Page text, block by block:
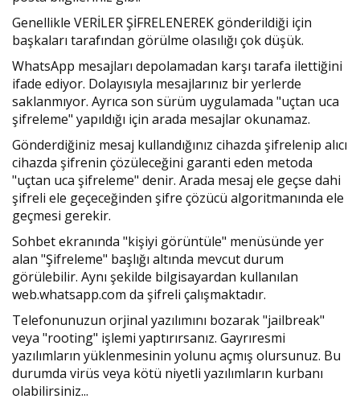
Genellikle VERİLER ŞİFRELENEREK gönderildiği için
başkaları tarafından görülme olasılığı çok düşük.
WhatsApp mesajları depolamadan karşı tarafa ilettiğini
ifade ediyor. Dolayısıyla mesajlarınız bir yerlerde
saklanmıyor. Ayrıca son sürüm uygulamada "uçtan uca
şifreleme" yapıldığı için arada mesajlar okunamaz.
Gönderdiğiniz mesaj kullandığınız cihazda şifrelenip alıcı
cihazda şifrenin çözüleceğini garanti eden metoda
"uçtan uca şifreleme" denir. Arada mesaj ele geçse dahi
şifreli ele geçeceğinden şifre çözücü algoritmanında ele
geçmesi gerekir.
Sohbet ekranında "kişiyi görüntüle" menüsünde yer
alan "Şifreleme" başlığı altında mevcut durum
görülebilir. Aynı şekilde bilgisayardan kullanılan
web.whatsapp.com da şifreli çalışmaktadır.
Telefonunuzun orjinal yazılımını bozarak "jailbreak"
veya "rooting" işlemi yaptırırsanız. Gayrıresmi
yazılımların yüklenmesinin yolunu açmış olursunuz. Bu
durumda virüs veya kötü niyetli yazılımların kurbanı
olabilirsiniz...